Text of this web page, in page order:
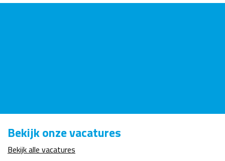
Bekijk onze vacatures
Bekijk alle vacatures